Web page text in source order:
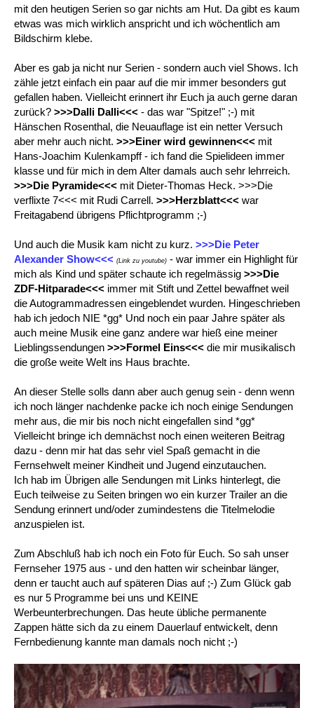
mit den heutigen Serien so gar nichts am Hut. Da gibt es kaum
etwas was mich wirklich anspricht und ich wöchentlich am
Bildschirm klebe.
Aber es gab ja nicht nur Serien - sondern auch viel Shows. Ich
zähle jetzt einfach ein paar auf die mir immer besonders gut
gefallen haben. Vielleicht erinnert ihr Euch ja auch gerne daran
zurück? >>>Dalli Dalli<<< - das war "Spitze!" ;-) mit
Hänschen Rosenthal, die Neuauflage ist ein netter Versuch
aber mehr auch nicht. >>>Einer wird gewinnen<<< mit
Hans-Joachim Kulenkampff - ich fand die Spielideen immer
klasse und für mich in dem Alter damals auch sehr lehrreich.
>>>Die Pyramide<<< mit Dieter-Thomas Heck. >>>Die
verflixte 7<<< mit Rudi Carrell. >>>Herzblatt<<< war
Freitagabend übrigens Pflichtprogramm ;-)
Und auch die Musik kam nicht zu kurz. >>>Die Peter
Alexander Show<<< (Link zu youtube) - war immer ein Highlight für
mich als Kind und später schaute ich regelmässig >>>Die
ZDF-Hitparade<<< immer mit Stift und Zettel bewaffnet weil
die Autogrammadressen eingeblendet wurden. Hingeschrieben
hab ich jedoch NIE *gg* Und noch ein paar Jahre später als
auch meine Musik eine ganz andere war hieß eine meiner
Lieblingssendungen >>>Formel Eins<<< die mir musikalisch
die große weite Welt ins Haus brachte.
An dieser Stelle solls dann aber auch genug sein - denn wenn
ich noch länger nachdenke packe ich noch einige Sendungen
mehr aus, die mir bis noch nicht eingefallen sind *gg*
Vielleicht bringe ich demnächst noch einen weiteren Beitrag
dazu - denn mir hat das sehr viel Spaß gemacht in die
Fernsehwelt meiner Kindheit und Jugend einzutauchen.
Ich hab im Übrigen alle Sendungen mit Links hinterlegt, die
Euch teilweise zu Seiten bringen wo ein kurzer Trailer an die
Sendung erinnert und/oder zumindestens die Titelmelodie
anzuspielen ist.
Zum Abschluß hab ich noch ein Foto für Euch. So sah unser
Fernseher 1975 aus - und den hatten wir scheinbar länger,
denn er taucht auch auf späteren Dias auf ;-) Zum Glück gab
es nur 5 Programme bei uns und KEINE
Werbeunterbrechungen. Das heute übliche permanente
Zappen hätte sich da zu einem Dauerlauf entwickelt, denn
Fernbedienung kannte man damals noch nicht ;-)